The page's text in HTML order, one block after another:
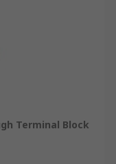
Terminal Block